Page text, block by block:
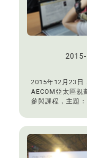
2015年12月23日
AECOM亞太區規
參與課程，主題：